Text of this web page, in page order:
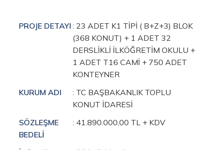
PROJE DETAYI : 23 ADET K1 TİPİ ( B+Z+3) BLOK
(368 KONUT) + 1 ADET 32
DERSLİKLİ İLKÖĞRETİM OKULU +
1 ADET T16 CAMİ + 750 ADET
KONTEYNER
KURUM ADI
: TC BAŞBAKANLIK TOPLU
KONUT İDARESİ
SÖZLEŞME
BEDELİ
: 41.890.000,00 TL + KDV